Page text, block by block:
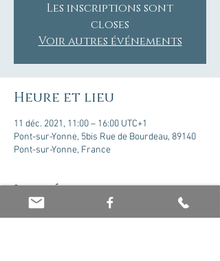
Les inscriptions sont
closes
Voir autres événements
Heure et lieu
11 déc. 2021, 11:00 – 16:00 UTC+1
Pont-sur-Yonne, 5bis Rue de Bourdeau, 89140
Pont-sur-Yonne, France
Invités